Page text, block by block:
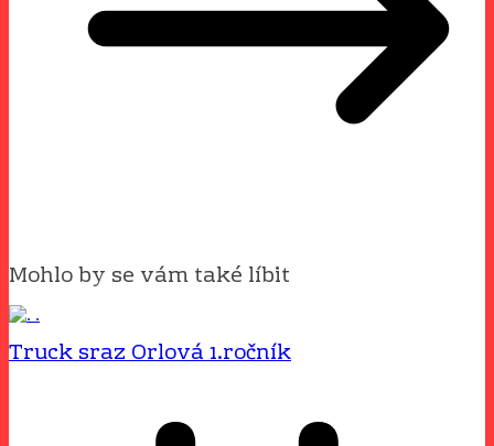
Mohlo by se vám také líbit
Truck sraz Orlová 1.ročník